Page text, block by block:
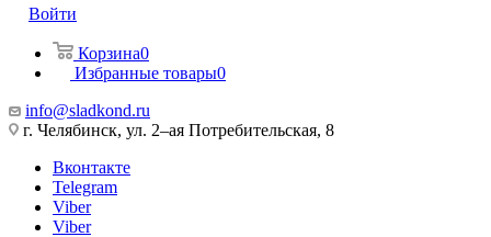
Войти
Корзина0
Избранные товары0
info@sladkond.ru
г. Челябинск, ул. 2–ая Потребительская, 8
Вконтакте
Telegram
Viber
Viber